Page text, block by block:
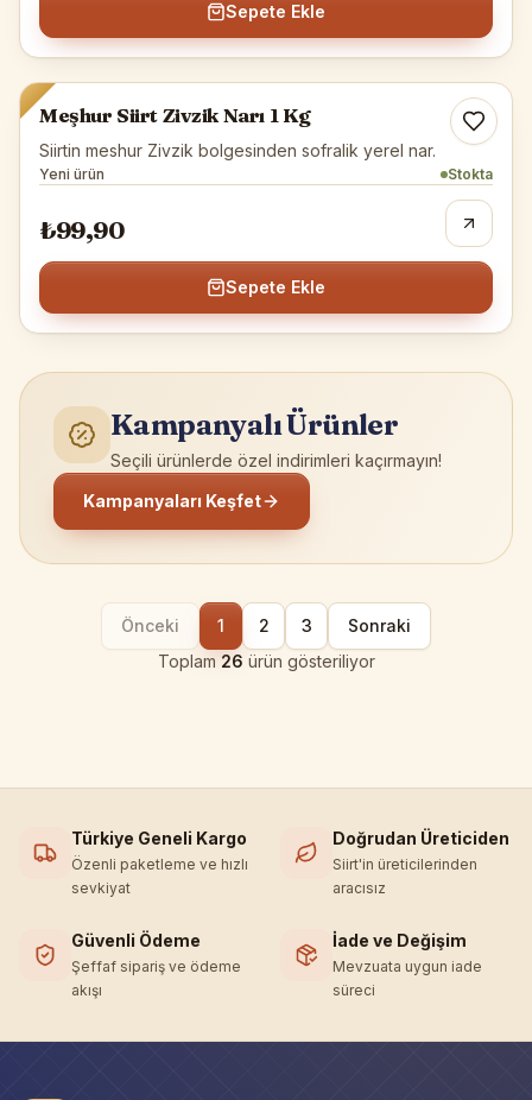
Sepete Ekle
Zivzik Narı
Meşhur Siirt Zivzik Narı 1 Kg
Siirtin meshur Zivzik bolgesinden sofralik yerel nar.
Yeni ürün Stokta
₺99,90
Sepete Ekle
Kampanyalı Ürünler
Seçili ürünlerde özel indirimleri kaçırmayın!
Kampanyaları Keşfet
Önceki 1 2 3
Sonraki
Toplam 26 ürün gösteriliyor
Türkiye Geneli Kargo
Özenli paketleme ve hızlı
sevkiyat
Doğrudan Üreticiden
Siirt'in üreticilerinden
aracısız
Güvenli Ödeme
Şeffaf sipariş ve ödeme
akışı
İade ve Değişim
Mevzuata uygun iade
süreci